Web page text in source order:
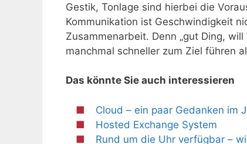
Gestik, Tonlage sind hierbei die
Kommunikation ist Geschwindigkeit
Zusammenarbeit. Denn „gut Ding,
manchmal schneller zum Ziel führen
Das könnte Sie auch interessieren
Cloud – ein paar Gedanken im
Hosted Exchange System
Rund um die Uhr verfügbar –